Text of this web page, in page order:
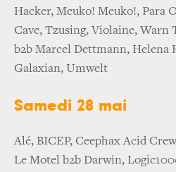
Hacker, Meuko! Meuko!, Para
Cave, Tzusing, Violaine, Warn
b2b Marcel Dettmann, Helena
Galaxian, Umwelt
Samedi 28 mai
Alé, BICEP, Ceephax Acid
Le Motel b2b Darwin,